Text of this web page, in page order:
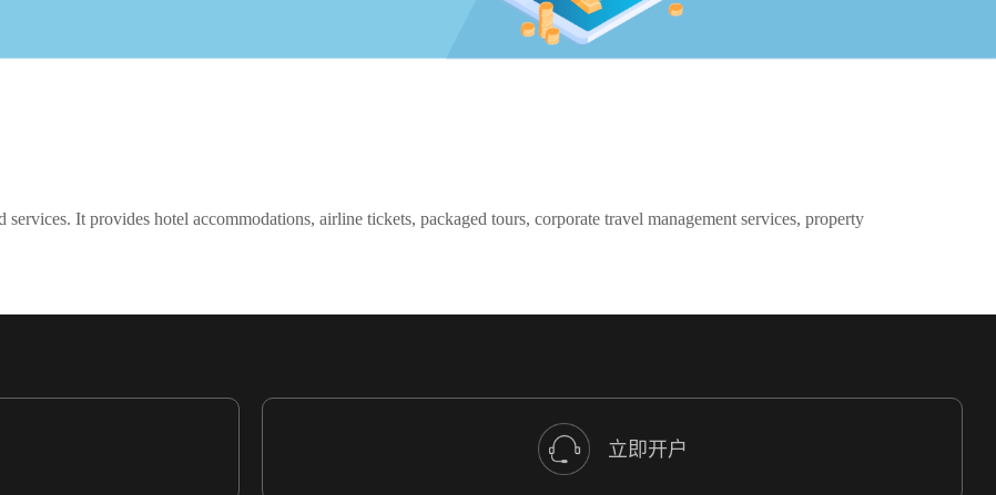
It provides hotel accommodations, airline tickets, packaged tours, corporate travel management services, property
立即开户